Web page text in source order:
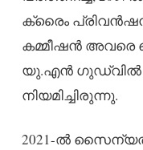
ക്രൈം
കമ്മീഷൻ അവരെ
യു.എൻ ഗുഡ്‌വിൽ
നിയമിച്ചിരുന്നു.
2021-ൽ